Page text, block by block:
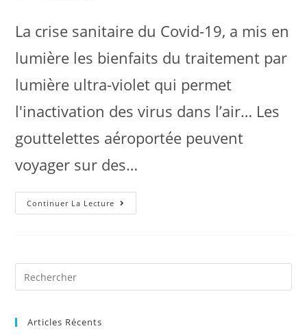
La crise sanitaire du Covid-19, a mis en
lumière les bienfaits du traitement par
lumière ultra-violet qui permet
l'inactivation des virus dans l’air… Les
gouttelettes aéroportée peuvent
voyager sur des…
Continuer La Lecture
Articles Récents